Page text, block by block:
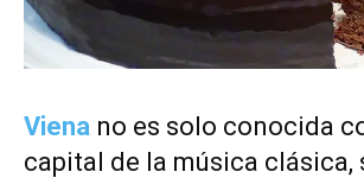
Viena no es solo conocida
capital de la música clásica,